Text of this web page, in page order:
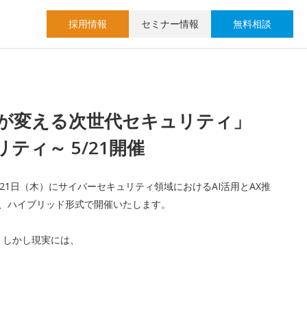
採用情報 セミナー情報 無料相談
える次世代セキュリティ」
ティ～ 5/21開催
（木）にサイバーセキュリティ領域におけるAI活用とAX推
イブリッド形式で開催いたします。
かし現実には、